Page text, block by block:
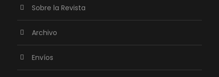
Sobre la Revista
Archivo
Envíos